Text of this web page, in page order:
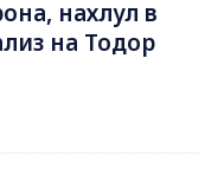
нахлул в
на Тодор